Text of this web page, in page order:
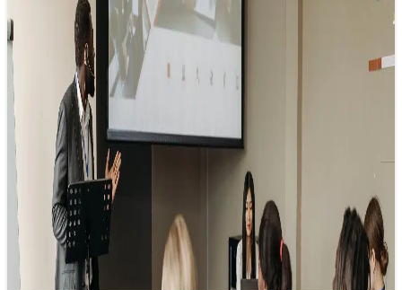
“Truyền thông tổ chức” tạo sức bật cho
doanh nghiệp
09/12/2024 23:29
Nếu coi doanh nghiệp là một “cỗ máy khổng lồ”, thì truyền
thông tổ chức chính là dòng chảy dầu nhớt mượt mà,…